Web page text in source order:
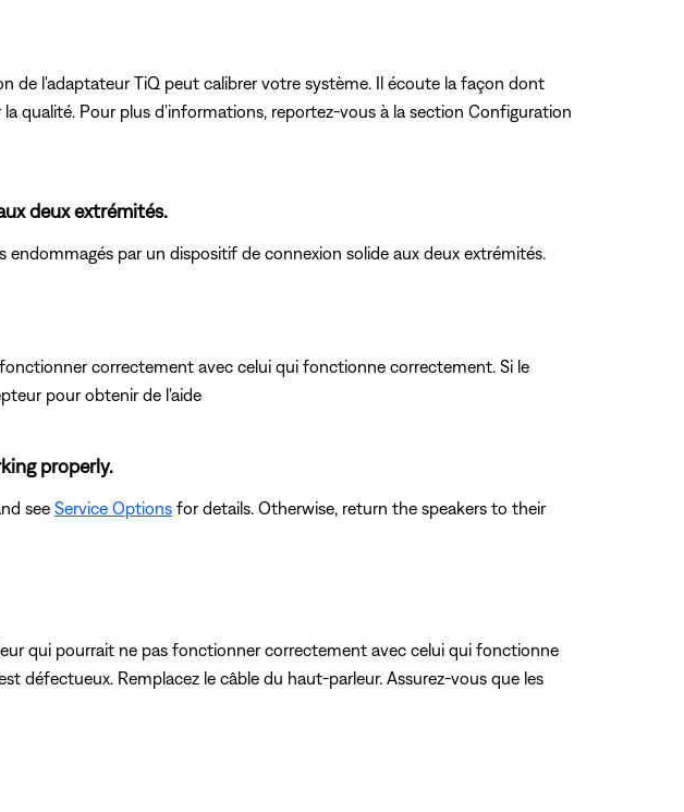
de l'adaptateur TiQ peut calibrer votre système. Il écoute la façon dont
qualité. Pour plus d'informations, reportez-vous à la section Configuration
deux extrémités.
par un dispositif de connexion solide aux deux extrémités.
correctement avec celui qui fonctionne correctement. Si le
pour obtenir de l'aide
properly.
see Service Options for details. Otherwise, return the speakers to their
qui pourrait ne pas fonctionner correctement avec celui qui fonctionne
défectueux. Remplacez le câble du haut-parleur. Assurez-vous que les